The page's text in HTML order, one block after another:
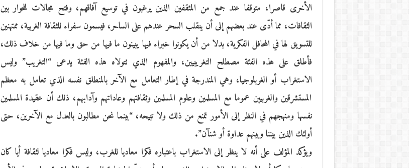
الأخرى قاصرا، متوقفا عند جمع من المثقفين الذين يرغبون في توسيع آفاقهم، وفتح مجالات للحوار بين
الثقافات، مما أدّى عند بعضهم إلى أن ينقلب السحر عندهم على الساحر، فيسمون سفراء للثقافة الغربية، ممتهنين
للتسويق لها في المحافل الفكرية، بدلا من أن يكونوا خبراء فيها يبينون ما فيها من حق وما فيها من خلاف ذلك،
فأطلق على هذه الفئة مصطلح التغريبيين، والمفهوم الذي تتولاه هذه الفئة يدعى “التغريب” وليس
الاستغراب أو الغربلوجيا، وهي المندرجة في إطار التعامل مع الآخر بالمنطلق نفسه الذي تعامل به معظم
المستشرقين والغربيين عموما مع المسلمين وعلوم المسلمين وثقافتهم وعاداتهم وآدابهم، ذلك أن عقيدة المسلمين
نفسها ومنهجهم في النظر إلى الأمور تمنع من ذلك ولا تبيحه، “بينما نحن مطالبون بالعدل مع الآخرين، حتى
أولئك الذين بيننا وبينهم عداوة أو شنآن”.
ويؤكد المؤلف على أنه لا ينظر إلى الاستغراب باعتباره فكرا معاديا للغرب، وليس فكرا معاديا لثقافة أيا كان